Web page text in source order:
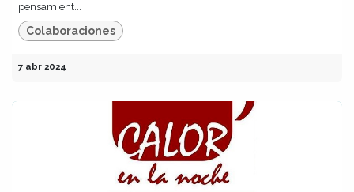
pensamient...
Colaboraciones
7 abr 2024